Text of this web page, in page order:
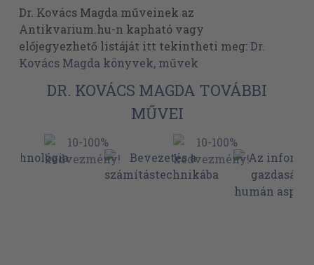
Dr. Kovács Magda műveinek az
Antikvarium.hu-n kapható vagy
előjegyezhető listáját itt tekintheti meg:Dr.
Kovács Magda könyvek, művek
DR. KOVÁCS MAGDA TOVÁBBI
MŰVEI